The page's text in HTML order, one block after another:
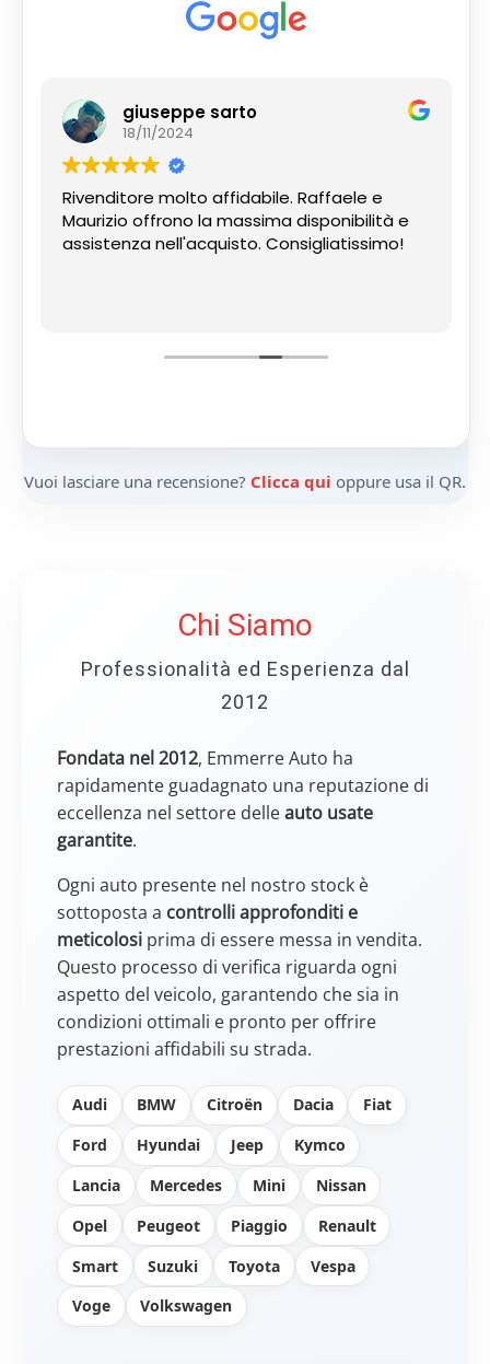
giuseppe sarto
18/11/2024
Rivenditore molto affidabile. Raffaele e
Maurizio offrono la massima disponibilità e
assistenza nell'acquisto. Consigliatissimo!
Vuoi lasciare una recensione? Clicca qui oppure usa il QR.
Chi Siamo
Professionalità ed Esperienza dal
2012
Fondata nel 2012, Emmerre Auto ha
rapidamente guadagnato una reputazione di
eccellenza nel settore delleauto usate
garantite.
Ogni auto presente nel nostro stock è
sottoposta a controlli approfonditi e
meticolosi prima di essere messa in vendita.
Questo processo di verifica riguarda ogni
aspetto del veicolo, garantendo che sia in
condizioni ottimali e pronto per offrire
prestazioni affidabili su strada.
Audi BMW Citroën Dacia
Fiat
Ford
Hyundai Jeep
Kymco
Lancia
Mercedes Mini
Nissan
Opel
Peugeot Piaggio
Renault
Smart
Suzuki Toyota
Vespa
Voge
Volkswagen